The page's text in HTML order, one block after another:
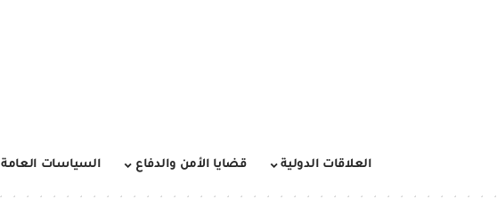
العلاقات الدولية قضايا الأمن والدفاع السياسات العامة